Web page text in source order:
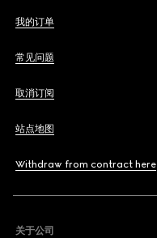
我的订单
常见问题
取消订阅
站点地图
Withdraw from contract here
关于公司